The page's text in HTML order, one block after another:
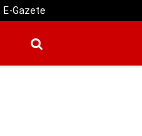
E-Gazete